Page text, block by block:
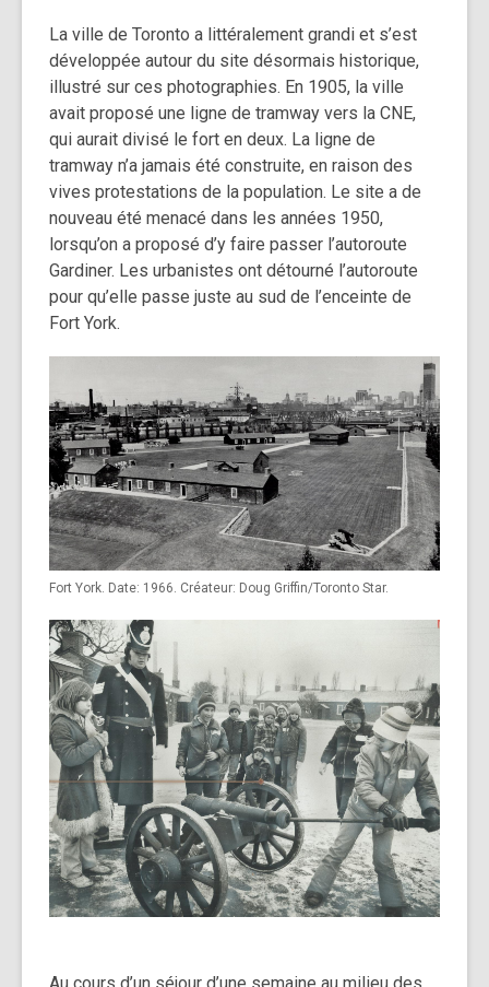
La ville de Toronto a littéralement grandi et s’est
développée autour du site désormais historique,
illustré sur ces photographies. En 1905, la ville
avait proposé une ligne de tramway vers la CNE,
qui aurait divisé le fort en deux. La ligne de
tramway n’a jamais été construite, en raison des
vives protestations de la population. Le site a de
nouveau été menacé dans les années 1950,
lorsqu’on a proposé d’y faire passer l’autoroute
Gardiner. Les urbanistes ont détourné l’autoroute
pour qu’elle passe juste au sud de l’enceinte de
Fort York.
Fort York. Date: 1966. Créateur: Doug Griffin/Toronto Star.